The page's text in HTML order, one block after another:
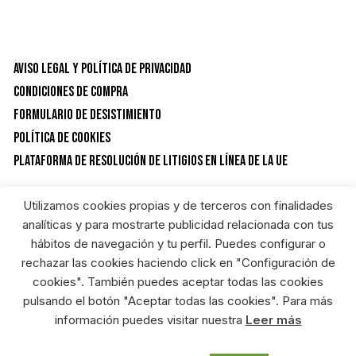
Aviso Legal y Política de privacidad
Condiciones de Compra
Formulario de desistimiento
Política de Cookies
Plataforma de resolución de litigios en línea de la UE
CATEGORÍAS DEL PRODUCTO
×
Protecciones y seguridad
Utilizamos cookies propias y de terceros con finalidades
analíticas y para mostrarte publicidad relacionada con tus
hábitos de navegación y tu perfil. Puedes configurar o
rechazar las cookies haciendo click en "Configuración de
cookies". También puedes aceptar todas las cookies
pulsando el botón "Aceptar todas las cookies". Para más
información puedes visitar nuestra Leer más